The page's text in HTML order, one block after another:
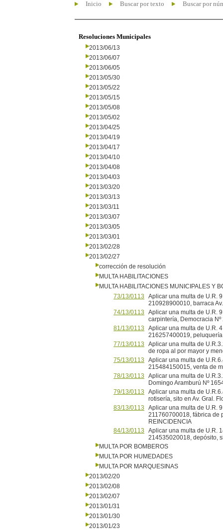
Inicio Buscar por texto Buscar por
Resoluciones Municipales
2013/06/13
2013/06/07
2013/06/05
2013/05/30
2013/05/22
2013/05/15
2013/05/08
2013/05/02
2013/04/25
2013/04/19
2013/04/17
2013/04/10
2013/04/08
2013/04/03
2013/03/20
2013/03/13
2013/03/11
2013/03/07
2013/03/05
2013/03/01
2013/02/28
2013/02/27
corrección de resolución
MULTA HABILITACIONES
MULTA HABILITACIONES MUNICIPALES Y
73/13/0113
Aplicar una multa de U.R.
210928900010, barraca
74/13/0113
Aplicar una multa de U.R.
carpintería, Democracia Nº
81/13/0113
Aplicar una multa de U.R.
216257400019,
77/13/0113
Aplicar una multa de
de ropa al por mayor y
75/13/0113
Aplicar una multa de
215484150015, venta de
78/13/0113
Aplicar una multa de
Domingo Aramburú Nº
79/13/0113
Aplicar una multa de
rotisería, sito en Av. Gral.
83/13/0113
Aplicar una multa de U.R.
211760700018, fábrica de
REINCIDENCIA
84/13/0113
Aplicar una multa de U.R.
214535020018, depósito,
MULTA POR BOMBEROS
MULTA POR HUMEDADES
MULTA POR MARQUESINAS
2013/02/20
2013/02/08
2013/02/07
2013/01/31
2013/01/30
2013/01/23